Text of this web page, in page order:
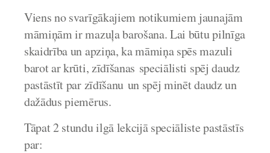
Viens no svarīgākajiem notikumiem jaunajām
māmiņām ir mazuļa barošana. Lai būtu pilnīga
skaidrība un apziņa, ka māmiņa spēs mazuli
barot ar krūti, zīdīšanas speciālisti spēj daudz
pastāstīt par zīdīšanu un spēj minēt daudz un
dažādus piemērus.
Tāpat 2 stundu ilgā lekcijā speciāliste pastāstīs
par: